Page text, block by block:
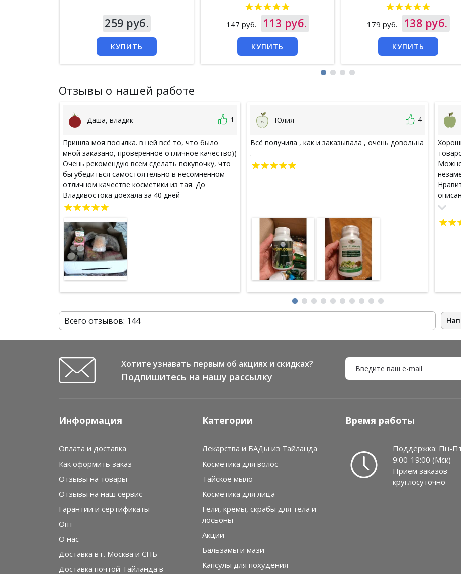
259 руб.
КУПИТЬ
147 руб.
Цена 113 руб.
КУПИТЬ
179 руб.
Цена 138 руб.
КУПИТЬ
Отзывы о нашей работе
Даша, владик 1
Пришла моя посылка. в ней всё то, что было
мной заказано, проверенное отличное качество))
Очень рекомендую всем сделать покупочку, что
бы убедиться самостоятельно в несомненном
отличном качестве косметики из тая. До
Владивостока доехала за 40 дней
Юлия 4
Всё получила , как и заказывала , очень довольна
.
Можно
Всего отзывов: 144
Хотите узнавать первым об акциях и скидках?
Подпишитесь на нашу рассылку
Информация
Оплата и доставка
Как оформить заказ
Отзывы на товары
Отзывы на наш сервис
Гарантии и сертификаты
Опт
О нас
Доставка в г. Москва и СПБ
Доставка почтой Тайланда в
Категории
Лекарства и БАДы из Тайланда
Косметика для волос
Тайское мыло
Косметика для лица
Гели, кремы, скрабы для тела и
лосьоны
Акции
Бальзамы и мази
Капсулы для похудения
Время работы
Поддержка: Пн-
9:00-19:00 (Мск)
Прием заказов
круглосуточно